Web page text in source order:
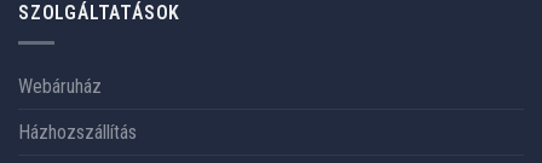
SZOLGÁLTATÁSOK
Webáruház
Házhozszállítás